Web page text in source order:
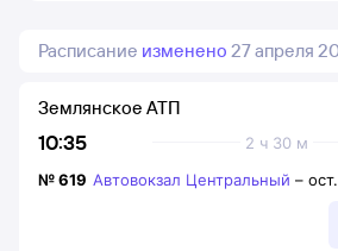
Расписание изменено 27 апреля
10:35 2 ч 30 м
Землянское АТП
№619 Автовокзал Центральный –